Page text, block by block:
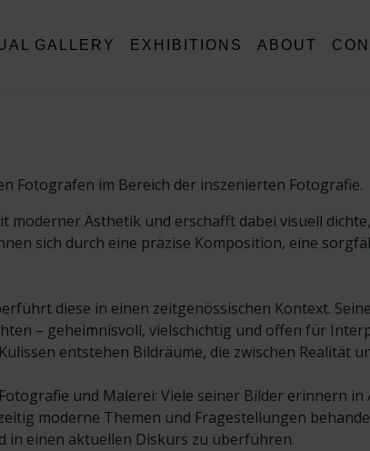
GALLERY EXHIBITIONS ABOUT
Fotografen im Bereich der inszenierten Fotografie.
moderner Ästhetik und erschafft dabei visuell
sich durch eine präzise Komposition, eine
diese in einen zeitgenössischen Kontext.
– geheimnisvoll, vielschichtig und offen für
entstehen Bildräume, die zwischen Realität
und Malerei: Viele seiner Bilder erinnern in
moderne Themen und Fragestellungen
in einen aktuellen Diskurs zu überführen.